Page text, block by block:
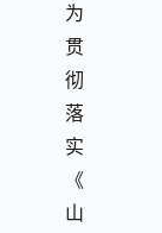
为
贯
彻
落
实
《
山